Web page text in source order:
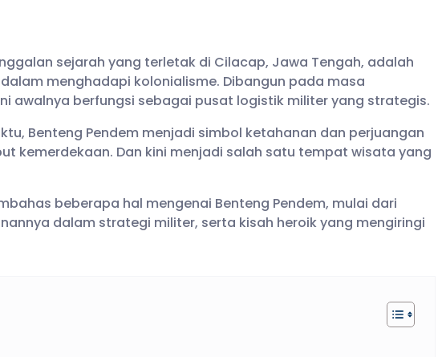
sejarah yang terletak di Cilacap, Jawa Tengah, adalah
menghadapi kolonialisme. Dibangun pada masa
awalnya berfungsi sebagai pusat logistik militer yang strategis.
Benteng Pendem menjadi simbol ketahanan dan perjuangan
kemerdekaan. Dan kini menjadi salah satu tempat wisata yang
beberapa hal mengenai Benteng Pendem, mulai dari
dalam strategi militer, serta kisah heroik yang mengiringi